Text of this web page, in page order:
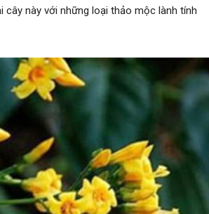
cây này với những loại thảo mộc lành tính